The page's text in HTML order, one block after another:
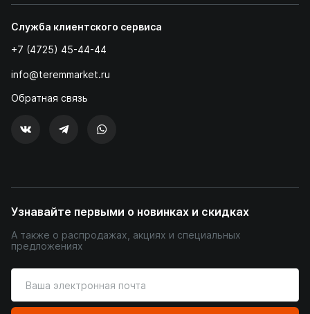
Служба клиентского сервиса
+7 (4725) 45-44-44
info@teremmarket.ru
Обратная связь
Узнавайте первыми о новинках и скидках
А также о распродажах, акциях и специальных
предложениях
ваш
адрес